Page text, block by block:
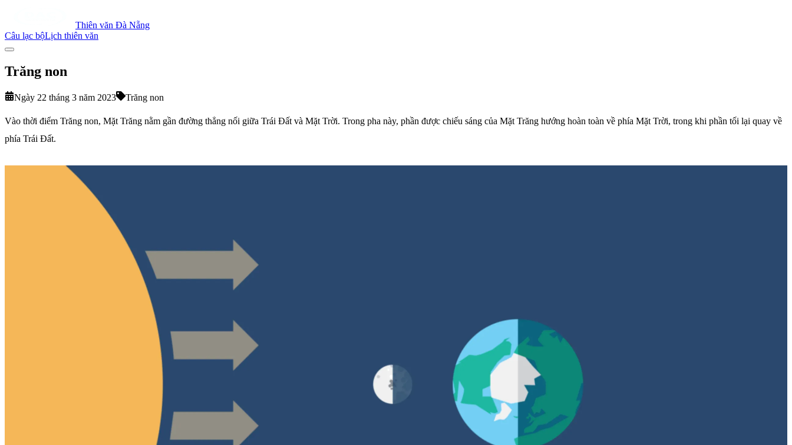
Thiên văn Đà Nẵng
Câu lạc bộLịch thiên văn
Trăng non
Ngày 22 tháng 3 năm 2023 Trăng non
Vào thời điểm Trăng non, Mặt Trăng nằm gần đường thẳng nối giữa Trái Đất và Mặt Trời. Trong pha này, phần được chiếu sáng của Mặt Trăng hướng hoàn toàn về phía Mặt Trời, trong khi phần tối lại quay về
phía Trái Đất.